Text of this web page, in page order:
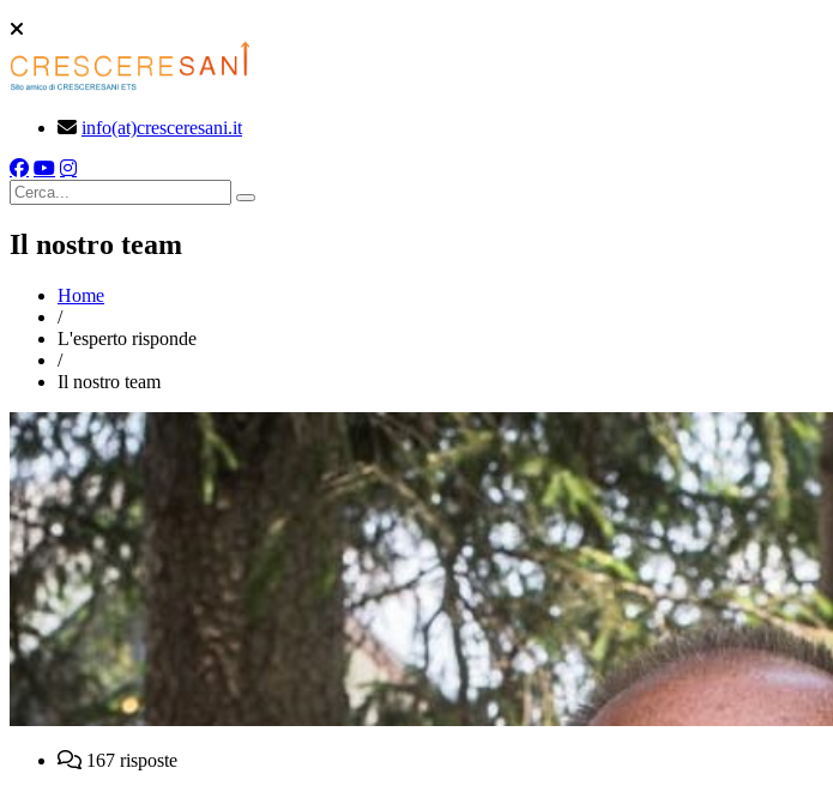
info(at)cresceresani.it
Cerca
Il nostro team
Home
/
L'esperto risponde
/
Il nostro team
167 risposte